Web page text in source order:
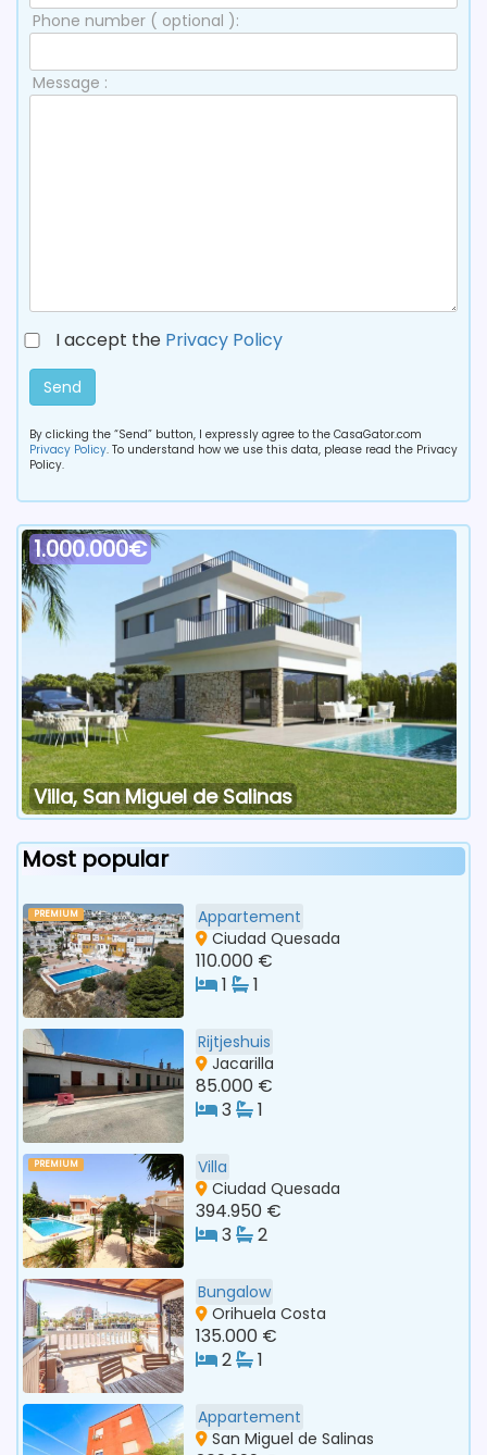
Phone number ( optional ):
Message :
I accept the Privacy Policy
Send
By clicking the “Send” button, I expressly agree to the CasaGator.com
Privacy Policy. To understand how we use this data, please read the Privacy
Policy.
1.000.000€
Villa, San Miguel de Salinas
Most popular
PREMIUM
Appartement
Ciudad Quesada
110.000 €
1
1
Rijtjeshuis
Jacarilla
85.000 €
3
1
PREMIUM
Villa
Ciudad Quesada
394.950 €
3
2
Bungalow
Orihuela Costa
135.000 €
2
1
Appartement
San Miguel de Salinas